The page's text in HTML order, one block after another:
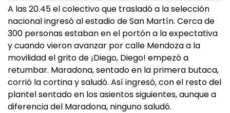
A las 20.45 el colectivo que trasladó a la selección
nacional ingresó al estadio de San Martín. Cerca de
300 personas estaban en el portón a la expectativa
y cuando vieron avanzar por calle Mendoza a la
movilidad el grito de ¡Diego, Diego! empezó a
retumbar. Maradona, sentado en la primera butaca,
corrió la cortina y saludó. Así ingresó, con el resto del
plantel sentado en los asientos siguientes, aunque a
diferencia del Maradona, ninguno saludó.